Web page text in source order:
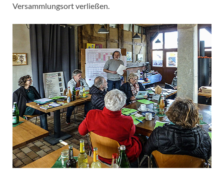
Versammlungsort verließen.